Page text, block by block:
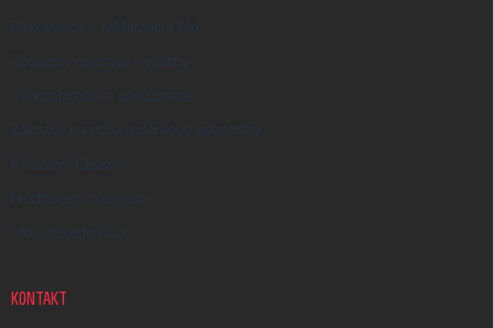
Reklamace a reklamační řád
Způsoby dopravy a platby
Velkoobchod a spolupráce
Zakázky na míru a dárkové předměty
Kreativní Česko
Hodnocení obchodu
Moje objednávka
KONTAKT